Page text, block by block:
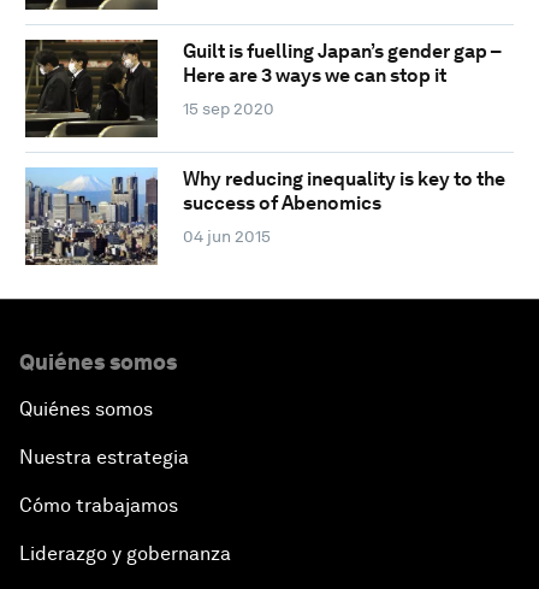
Guilt is fuelling Japan’s gender gap –
Here are 3 ways we can stop it
15 sep 2020
Why reducing inequality is key to the
success of Abenomics
04 jun 2015
Quiénes somos
Quiénes somos
Nuestra estrategia
Cómo trabajamos
Liderazgo y gobernanza